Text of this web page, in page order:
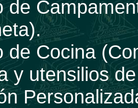
de
de Cocina
y utensilios